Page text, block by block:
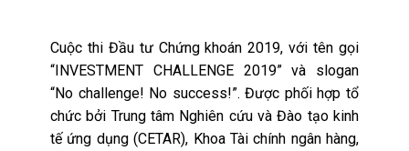
Cuộc thi Đầu tư Chứng khoán 2019, với tên gọi
“INVESTMENT CHALLENGE 2019” và slogan
“No challenge! No success!”. Được phối hợp tổ
chức bởi Trung tâm Nghiên cứu và Đào tạo kinh
tế ứng dụng (CETAR), Khoa Tài chính ngân hàng,